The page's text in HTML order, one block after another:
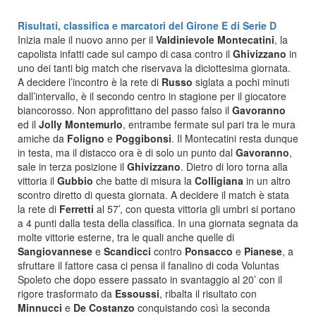
Risultati, classifica e marcatori del Girone E di Serie D
Inizia male il nuovo anno per il Valdinievole Montecatini, la
capolista infatti cade sul campo di casa contro il Ghivizzano in
uno dei tanti big match che riservava la diciottesima giornata.
A decidere l’incontro è la rete di Russo siglata a pochi minuti
dall’intervallo, è il secondo centro in stagione per il giocatore
biancorosso. Non approfittano del passo falso il Gavoranno
ed il Jolly Montemurlo, entrambe fermate sul pari tra le mura
amiche da Foligno e Poggibonsi. Il Montecatini resta dunque
in testa, ma il distacco ora è di solo un punto dal Gavoranno,
sale in terza posizione il Ghivizzano. Dietro di loro torna alla
vittoria il Gubbio che batte di misura la Colligiana in un altro
scontro diretto di questa giornata. A decidere il match è stata
la rete di Ferretti al 57’, con questa vittoria gli umbri si portano
a 4 punti dalla testa della classifica. In una giornata segnata da
molte vittorie esterne, tra le quali anche quelle di
Sangiovannese e Scandicci contro Ponsacco e Pianese, a
sfruttare il fattore casa ci pensa il fanalino di coda Voluntas
Spoleto che dopo essere passato in svantaggio al 20’ con il
rigore trasformato da Essoussi, ribalta il risultato con
Minnucci e De Costanzo conquistando così la seconda